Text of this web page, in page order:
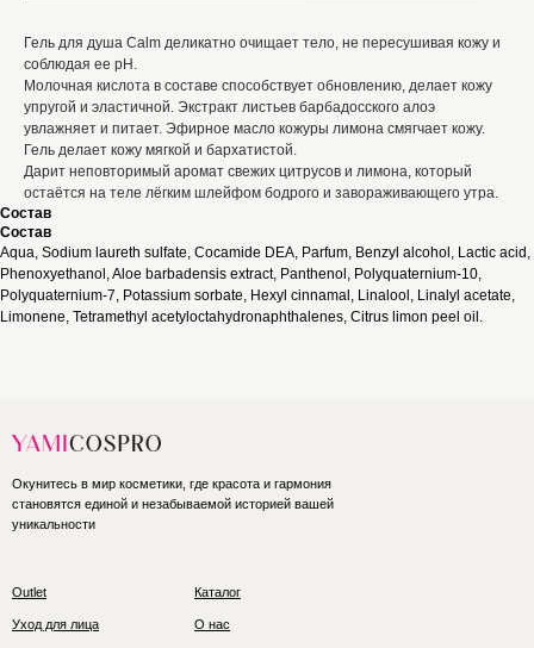
Гель для душа Calm деликатно очищает тело, не пересушивая кожу и
соблюдая ее pH.
Молочная кислота в составе способствует обновлению, делает кожу
упругой и эластичной. Экстракт листьев барбадосского алоэ
увлажняет и питает. Эфирное масло кожуры лимона смягчает кожу.
Гель делает кожу мягкой и бархатистой.
Дарит неповторимый аромат свежих цитрусов и лимона, который
остаётся на теле лёгким шлейфом бодрого и завораживающего утра.
Состав
Состав
Aqua, Sodium laureth sulfate, Cocamide DEA, Parfum, Benzyl alcohol, Lactic acid,
Phenoxyethanol, Aloe barbadensis extract, Panthenol, Polyquaternium-10,
Polyquaternium-7, Potassium sorbate, Hexyl cinnamal, Linalool, Linalyl acetate,
Limonene, Tetramethyl acetyloctahydronaphthalenes, Citrus limon peel oil.
Outlet
Окунитесь в мир косметики, где красота и гармония
становятся единой и незабываемой историей вашей
уникальности
Уход для лица
Каталог
О нас